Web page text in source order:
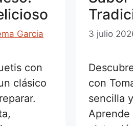
Garcia
con
clásico
3 julio
con
sencilla
Aprende